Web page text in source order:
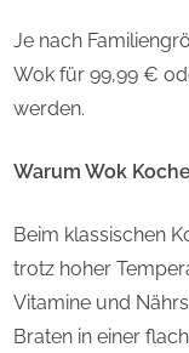
Je nach
Wok für 99,99 €
werden.
Warum Wok
Beim klassischen
trotz hoher
Vitamine und
Braten in einer